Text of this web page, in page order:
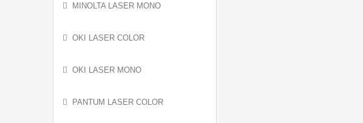
MINOLTA LASER MONO
OKI LASER COLOR
OKI LASER MONO
PANTUM LASER COLOR